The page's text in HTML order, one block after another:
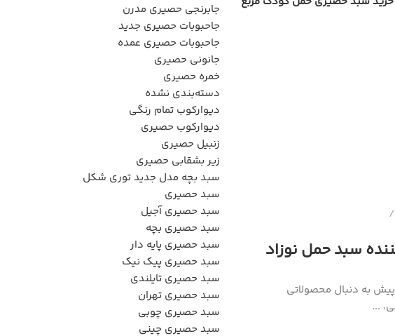
سبد حمل نوزاد
پیش به دنبال محصولاتی
...
admina
گهواره حصیری نوزاد
تولید و قیمت سبد نوزاد توری
در دنیای مدرن امروزی، والدین به دن...
ادامه مطلب
جابرنجی حصیری مدرن
جاحبوبات حصیری جدید
جاحبوبات حصیری عمده
جانونی حصیری
خمره حصیری
دسته‌بندی نشده
دیوارکوب تمام رنگی
دیوارکوب حصیری
زنبیل حصیری
زیر بشقابی حصیری
سبد بچه مدل جدید توری شکل
سبد حصیری
سبد حصیری آجیل
سبد حصیری بچه
سبد حصیری پایه دار
سبد حصیری پیک نیک
سبد حصیری تایلندی
سبد حصیری تهران
سبد حصیری چوبی
سبد حصیری چینی